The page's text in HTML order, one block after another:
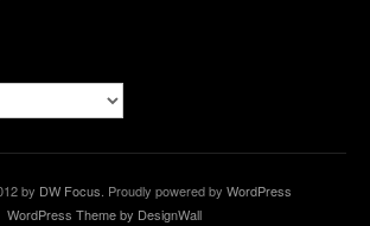
by DW Focus . Proudly powered by WordPress
WordPress Theme by DesignWall